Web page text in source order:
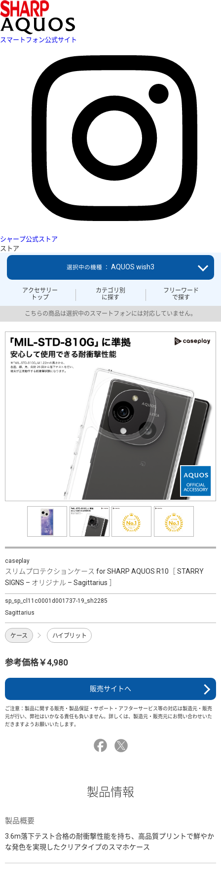
スマートフォン公式サイト
シャープ公式ストア
ストア
アクセサリー
トップ
カテゴリ別
に探す
フリーワード
で探す
選択中の機種 ： AQUOS wish3
こちらの商品は選択中のスマートフォンには対応していません。
caseplay
スリムプロテクションケース for SHARP AQUOS R10［ STARRY
SIGNS – オリジナル – Sagittarius ］
sp_sp_cl11c0001d001737-19_sh2285
Sagittarius
ケース ハイブリット
参考価格￥4,980
販売サイトへ
ご注意：製品に関する販売・製品保証・サポート・アフターサービス等の対応は製造元・販売
元が行い、弊社はいかなる責任も負いません。詳しくは、製造元・販売元にお問い合わせいた
だきますようお願いいたします。
製品情報
製品概要
3.6m落下テスト合格の耐衝撃性能を持ち、高品質プリントで鮮やか
な発色を実現したクリアタイプのスマホケース